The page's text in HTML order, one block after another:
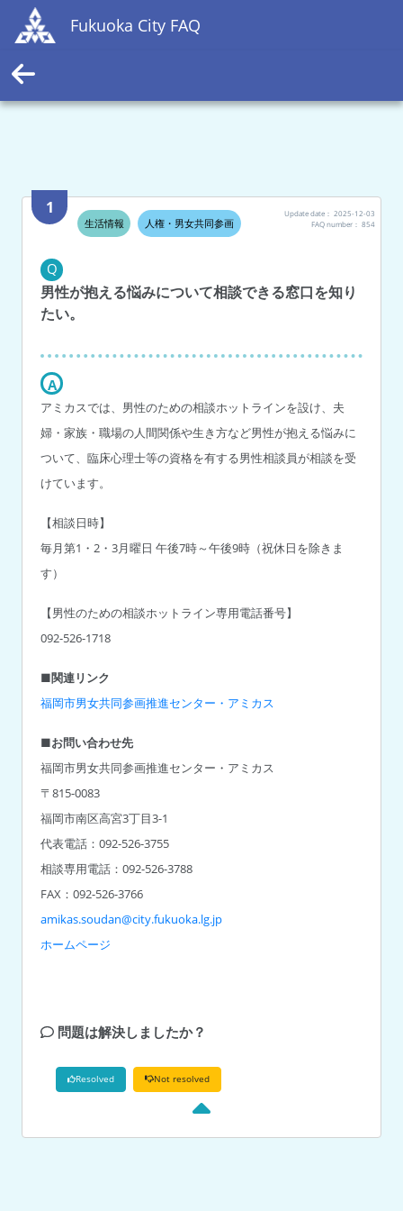
Fukuoka City FAQ
1
生活情報 人権・男女共同参画
Update date： 2025-12-03
FAQ number： 854
Q
男性が抱える悩みについて相談できる窓口を知り
たい。
A
アミカスでは、男性のための相談ホットラインを設け、夫
婦・家族・職場の人間関係や生き方など男性が抱える悩みに
ついて、臨床心理士等の資格を有する男性相談員が相談を受
けています。
【相談日時】
毎月第1・2・3月曜日 午後7時～午後9時（祝休日を除きま
す）
【男性のための相談ホットライン専用電話番号】
092-526-1718
■関連リンク
福岡市男女共同参画推進センター・アミカス
■お問い合わせ先
福岡市男女共同参画推進センター・アミカス
〒815-0083
福岡市南区高宮3丁目3-1
代表電話：092-526-3755
相談専用電話：092-526-3788
amikas.soudan@city.fukuoka.lg.jp
ホームページ
問題は解決しましたか？
Resolved Not resolved